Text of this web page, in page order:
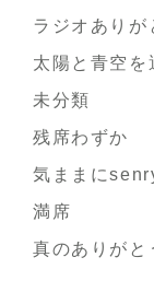
ラジオありが
太陽と青空
未分類
残席わずか
気ままに
満席
真のありがと